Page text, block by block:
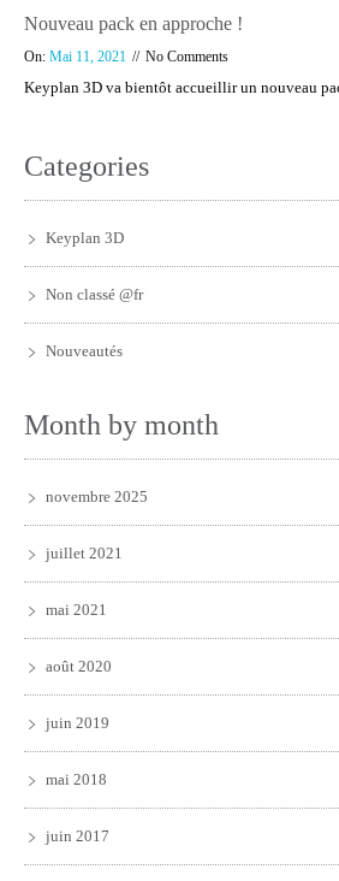
Nouveau pack en approche !
On: Mai 11, 2021 No Comments
Keyplan 3D va bientôt accueillir un nouveau
Categories
Keyplan 3D
Non classé @fr
Nouveautés
Month by month
novembre 2025
juillet 2021
mai 2021
août 2020
juin 2019
mai 2018
juin 2017